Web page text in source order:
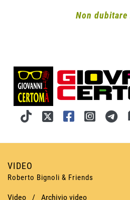
Non
VIDEO
Roberto Bignoli & Friends
Video / Archivio video